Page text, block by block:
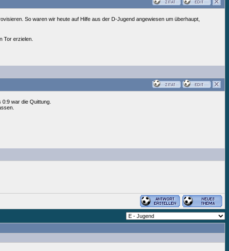
So waren wir heute auf Hilfe aus der D-Jugend angewiesen um überhaupt,
Tor erzielen.
war die Quittung.